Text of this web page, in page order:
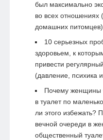
был максимально
во всех отношениях
домашних питомцев)
10 серьезных
здоровьем, к
привести
(давление, психика
Почему женщины
в туалет по
ли этого избежать?
вечной очереди в
общественный